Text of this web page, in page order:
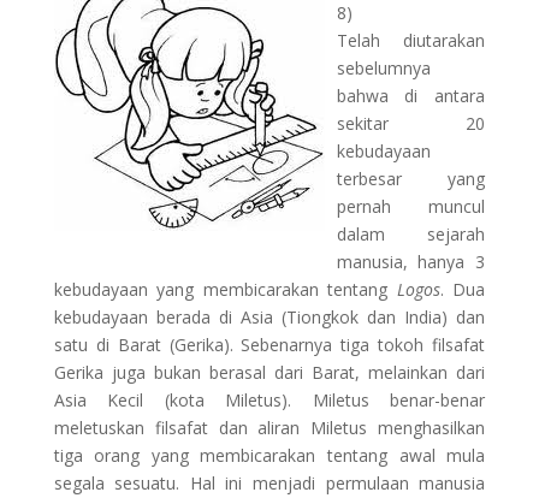
8)
Telah diutarakan
sebelumnya
bahwa di antara
sekitar 20
kebudayaan
terbesar yang
pernah muncul
dalam sejarah
manusia, hanya 3
kebudayaan yang membicarakan tentang Logos. Dua
kebudayaan berada di Asia (Tiongkok dan India) dan
satu di Barat (Gerika). Sebenarnya tiga tokoh filsafat
Gerika juga bukan berasal dari Barat, melainkan dari
Asia Kecil (kota Miletus). Miletus benar-benar
meletuskan filsafat dan aliran Miletus menghasilkan
tiga orang yang membicarakan tentang awal mula
segala sesuatu. Hal ini menjadi permulaan manusia